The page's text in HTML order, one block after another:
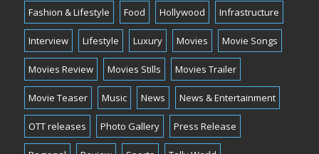
Fashion & Lifestyle Food Hollywood Infrastructure
Interview Lifestyle Luxury Movies Movie Songs
Movies Review Movies Stills Movies Trailer
Movie Teaser Music News News & Entertainment
OTT releases Photo Gallery Press Release